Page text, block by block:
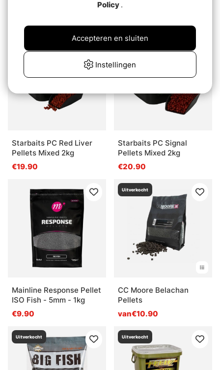
Mango Pellets Mixed 2kg
Starbaits PC Red Liver
Pellets Mixed 2kg
€19.90
Starbaits PC Signal
Pellets Mixed 2kg
€20.90
Mainline Response Pellet
ISO Fish - 5mm - 1kg
€9.90
Uitverkocht
CC Moore Belachan
Pellets
van€10.90
Uitverkocht Uitverkocht
Policy .
Instellingen
Accepteren en sluiten